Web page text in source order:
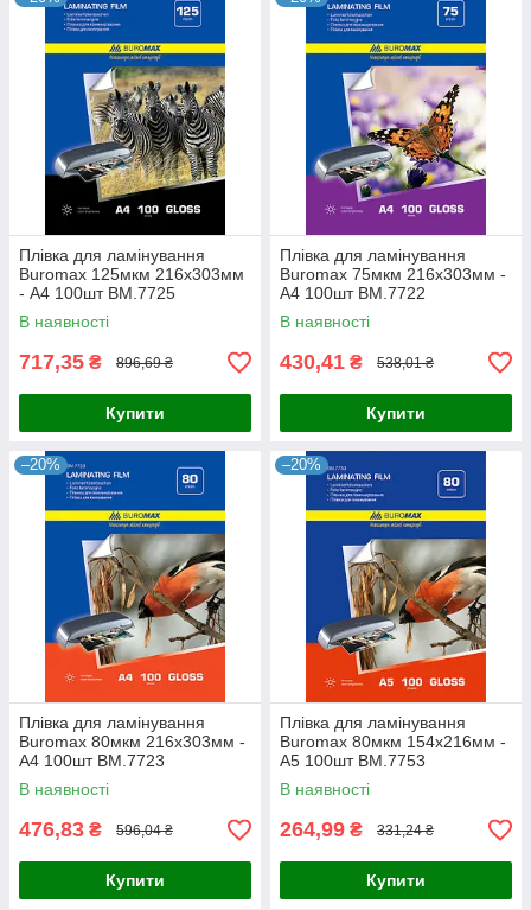
Плівка для ламінування
Buromax 125мкм 216х303мм
- A4 100шт BM.7725
В наявності
717,35 ₴ 896,69 ₴
Купити
Плівка для ламінування
Buromax 75мкм 216х303мм -
A4 100шт BM.7722
В наявності
430,41 ₴ 538,01 ₴
Купити
–20%
Плівка для ламінування
Buromax 80мкм 216х303мм -
A4 100шт BM.7723
В наявності
476,83 ₴ 596,04 ₴
Купити
–20%
Плівка для ламінування
Buromax 80мкм 154х216мм -
A5 100шт BM.7753
В наявності
264,99 ₴ 331,24 ₴
Купити